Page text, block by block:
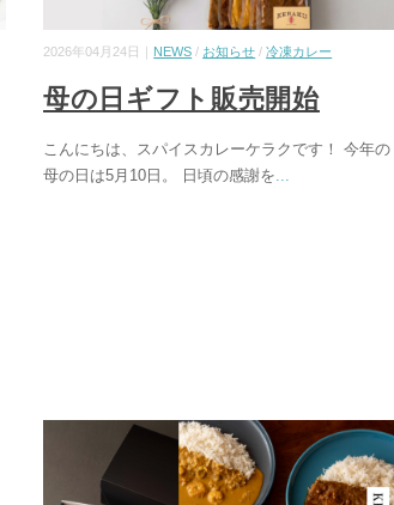
2026年04月24日｜ NEWS / お知らせ /冷凍カレー
母の日ギフト販売開始
こんにちは、スパイスカレーケラクです！ 今年の
母の日は5月10日。 日頃の感謝を...